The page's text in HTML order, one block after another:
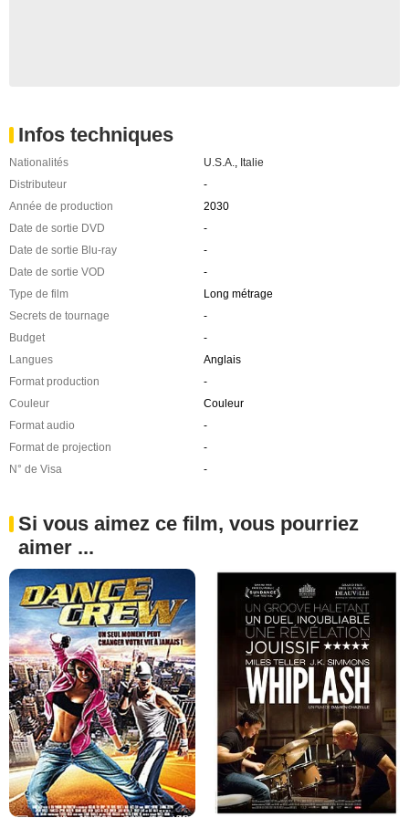
Infos techniques
Nationalités U.S.A., Italie
Distributeur
-
Année de production
2030
Date de sortie DVD
-
Date de sortie Blu-ray
-
Date de sortie VOD
-
Type de film
Long métrage
Secrets de tournage
-
Budget
-
Langues
Anglais
Format production
-
Couleur
Couleur
Format audio
-
Format de projection
-
N° de Visa
-
Si vous aimez ce film, vous pourriez
aimer ...